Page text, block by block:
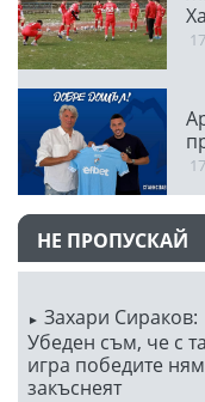
НЕ ПРОПУСКАЙ
Захари Сираков:
Убеден съм, че с
игра победите
закъснеят